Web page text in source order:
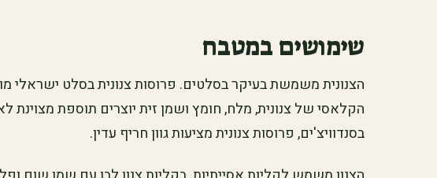
שימושים במטבח
הצנונית משמשת בעיקר בסלטים. פרוסות צנונית בסלט ישראלי
הקלאסי של צנונית, מלח, חומץ ושמן זית יוצרים תוספת מצוינת
בסנדוויצ'ים, פרוסות צנונית מציעות גוון חריף עדין.